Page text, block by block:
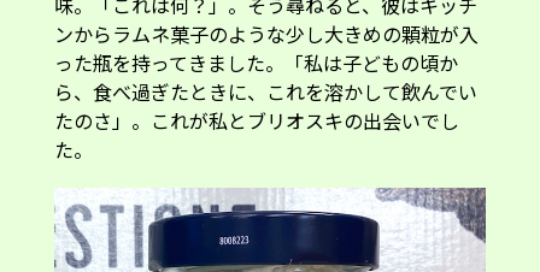
ンからラムネ菓子のような少し大きめの顆粒が入
った瓶を持ってきました。「私は子どもの頃か
ら、食べ過ぎたときに、これを溶かして飲んでい
たのさ」。これが私とブリオスキの出会いでし
た。